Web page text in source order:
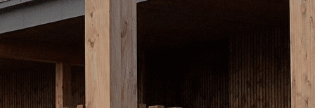
Exporter les lignes sélectionnées
Exporter toutes les colonnes
Exporter uniquement les colonnes affichées
>